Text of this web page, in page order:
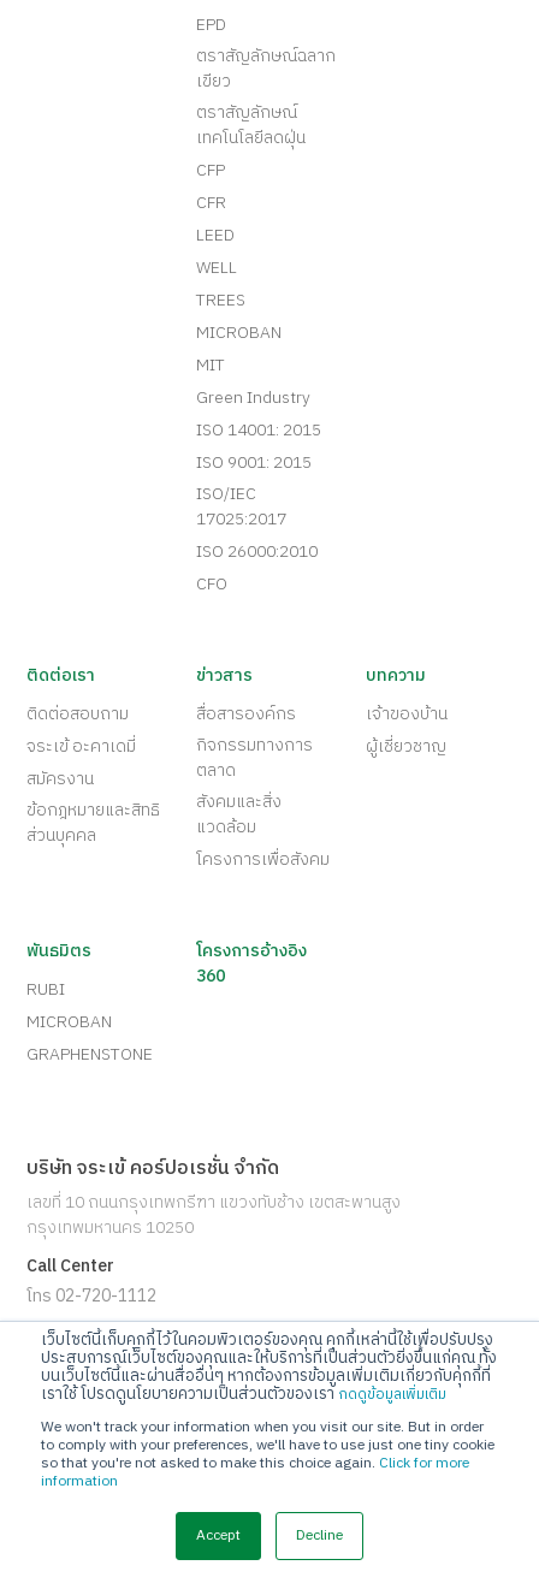
เว็บไซต์นี้เก็บคุกกี้ไว้ในคอมพิวเตอร์ของคุณ คุกกี้เหล่านี้ใช้เพื่อปรับปรุง
ประสบการณ์เว็บไซต์ของคุณและให้บริการที่เป็นส่วนตัวยิ่งขึ้นแก่คุณ ทั้ง
บนเว็บไซต์นี้และผ่านสื่ออื่นๆ หากต้องการข้อมูลเพิ่มเติมเกี่ยวกับคุกกี้ที่
เราใช้ โปรดดูนโยบายความเป็นส่วนตัวของเรากดดูข้อมูลเพิ่มเติม
We won't track your information when you visit our site. But in order
to comply with your preferences, we'll have to use just one tiny cookie
so that you're not asked to make this choice again. Click for more
information
Accept Decline
EPD
ตราสัญลักษณ์ฉลาก
เขียว
ตราสัญลักษณ์
เทคโนโลยีลดฝุ่น
CFP
CFR
LEED
WELL
TREES
MICROBAN
MIT
Green Industry
ISO 14001: 2015
ISO 9001: 2015
ISO/IEC
17025:2017
ISO 26000:2010
CFO
ติดต่อเรา
ติดต่อสอบถาม
จระเข้ อะคาเดมี่
สมัครงาน
ข้อกฎหมายและสิทธิ
ส่วนบุคคล
ข่าวสาร
สื่อสารองค์กร
กิจกรรมทางการ
ตลาด
สังคมและสิ่ง
แวดล้อม
โครงการเพื่อสังคม
บทความ
เจ้าของบ้าน
ผู้เชี่ยวชาญ
พันธมิตร
RUBI
MICROBAN
GRAPHENSTONE
โครงการอ้างอิง
360
บริษัท จระเข้ คอร์ปอเรชั่น จำกัด
เลขที่ 10 ถนนกรุงเทพกรีฑา แขวงทับช้าง เขตสะพานสูง
กรุงเทพมหานคร 10250
Call Center
โทร 02-720-1112
E-mail
info@jorakay.co.th
Social
© Copyrights 2023 Jorakay Corporation Company Limited.